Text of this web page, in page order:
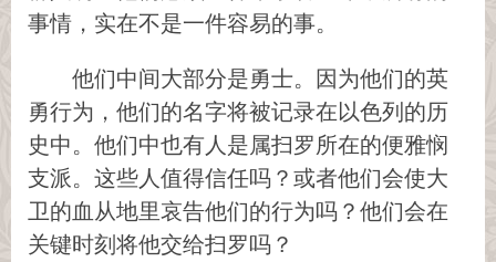
事情，实在不是一件容易的事。
他们中间大部分是勇士。因为他们的英
勇行为，他们的名字将被记录在以色列的历
史中。他们中也有人是属扫罗所在的便雅悯
支派。这些人值得信任吗？或者他们会使大
卫的血从地里哀告他们的行为吗？他们会在
关键时刻将他交给扫罗吗？